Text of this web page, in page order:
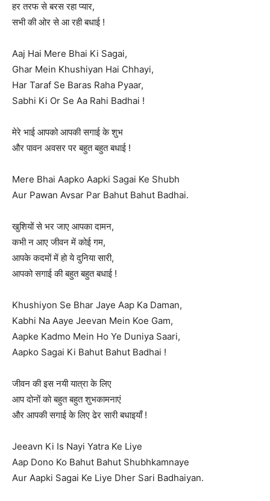
हर तरफ से बरस रहा प्यार,
सभी की ओर से आ रही बधाई !
Aaj Hai Mere Bhai Ki Sagai,
Ghar Mein Khushiyan Hai Chhayi,
Har Taraf Se Baras Raha Pyaar,
Sabhi Ki Or Se Aa Rahi Badhai !
मेरे भाई आपको आपकी सगाई के शुभ
और पावन अवसर पर बहुत बहुत बधाई !
Mere Bhai Aapko Aapki Sagai Ke Shubh
Aur Pawan Avsar Par Bahut Bahut Badhai.
खुशियों से भर जाए आपका दामन,
कभी न आए जीवन में कोई गम,
आपके कदमों में हो ये दुनिया सारी,
आपको सगाई की बहुत बहुत बधाई !
Khushiyon Se Bhar Jaye Aap Ka Daman,
Kabhi Na Aaye Jeevan Mein Koe Gam,
Aapke Kadmo Mein Ho Ye Duniya Saari,
Aapko Sagai Ki Bahut Bahut Badhai !
जीवन की इस नयी यात्रा के लिए
आप दोनों को बहुत बहुत शुभकामनाएं
और आपकी सगाई के लिए ढेर सारी बधाइयाँ !
Jeeavn Ki Is Nayi Yatra Ke Liye
Aap Dono Ko Bahut Bahut Shubhkamnaye
Aur Aapki Sagai Ke Liye Dher Sari Badhaiyan.